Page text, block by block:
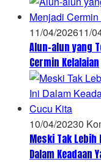
11/04/202611/
Alun-alun yang
Cermin Kelalaian
10/04/20230
Meski Tak
Dalam Keadaan